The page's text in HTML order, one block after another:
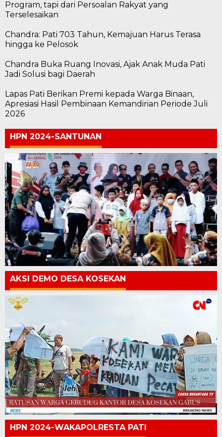
Program, tapi dari Persoalan Rakyat yang
Terselesaikan
Chandra: Pati 703 Tahun, Kemajuan Harus Terasa
hingga ke Pelosok
Chandra Buka Ruang Inovasi, Ajak Anak Muda Pati
Jadi Solusi bagi Daerah
Lapas Pati Berikan Premi kepada Warga Binaan,
Apresiasi Hasil Pembinaan Kemandirian Periode Juli
2026
HPN 2024-SANTUNAN
AKSI DEMO DESA KOSEKAN
HPN 2024-WAKAPOLRESTA PATI